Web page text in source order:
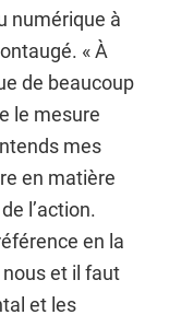
numérique à
« À
de beaucoup
le mesure
mes
en matière
l’action.
en la
et il faut
et les